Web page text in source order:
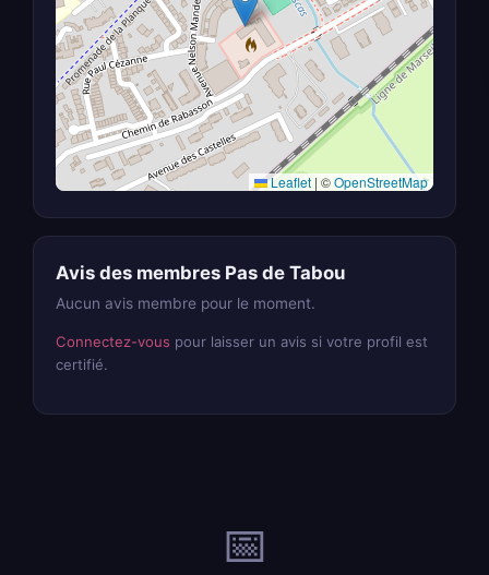
Leaflet | ©OpenStreetMap
Avis des membres Pas de Tabou
Aucun avis membre pour le moment.
Connectez-vous pour laisser un avis si votre profil est
certifié.
📅